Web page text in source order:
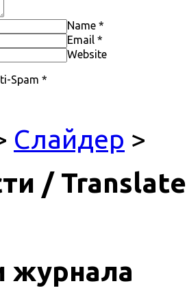
Name *
Email *
Website
Spam *
Слайдер >
/
журнала